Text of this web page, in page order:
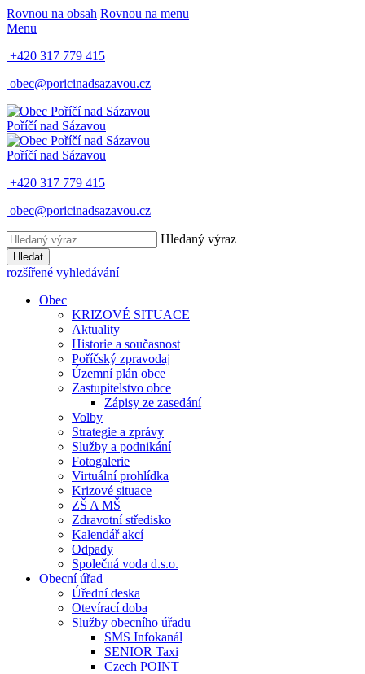
Rovnou na obsah Rovnou na menu
Menu
+420 317 779 415
obec@poricinadsazavou.cz
Poříčí nad Sázavou
Poříčí nad Sázavou
+420 317 779 415
obec@poricinadsazavou.cz
Hledaný výraz
Hledat
rozšířené vyhledávání
Obec
KRIZOVÉ SITUACE
Aktuality
Historie a současnost
Poříčský zpravodaj
Územní plán obce
Zastupitelstvo obce
Zápisy ze zasedání
Volby
Strategie a zprávy
Služby a podnikání
Fotogalerie
Virtuální prohlídka
Krizové situace
ZŠ A MŠ
Zdravotní středisko
Kalendář akcí
Odpady
Společná voda d.s.o.
Obecní úřad
Úřední deska
Otevírací doba
Služby obecního úřadu
SMS Infokanál
SENIOR Taxi
Czech POINT